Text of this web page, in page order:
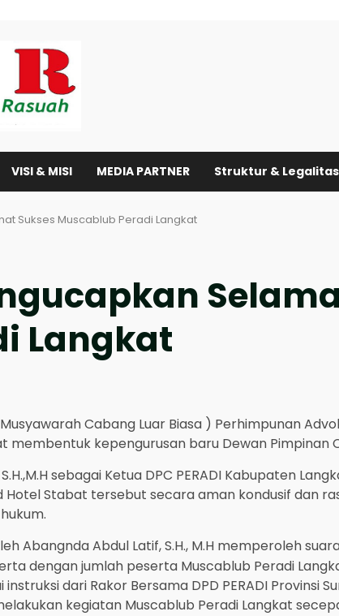
VISI & MISI MEDIA PARTNER Struktur &
Sukses Muscablub Peradi Langkat
Langkat
Cabang Luar Biasa ) Perhimpunan
membentuk kepengurusan baru Dewan Pimpinan
sebagai Ketua DPC PERADI Kabupaten
Hotel Stabat tersebut secara aman kondusif dan
Abangnda Abdul Latif, S.H., M.H memperoleh
dengan jumlah peserta Muscablub Peradi
dari Rakor Bersama DPD PERADI Provinsi
kegiatan Muscablub Peradi Langkat